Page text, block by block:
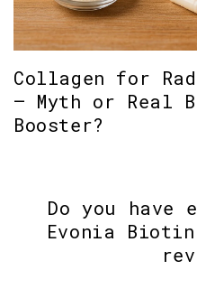
Collagen for
– Myth or Real
Booster?
Do you have
Evonia